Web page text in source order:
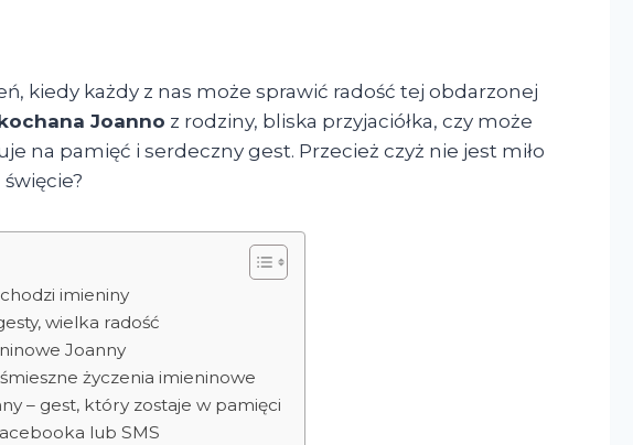
kiedy każdy z nas może sprawić radość tej obdarzonej
Joanno z rodziny, bliska przyjaciółka, czy może
na pamięć i serdeczny gest. Przecież czyż nie jest miło
imieniny
wielka radość
Joanny
życzenia imieninowe
– gest, który zostaje w pamięci
lub SMS